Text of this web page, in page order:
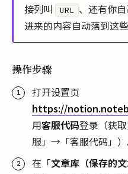
接列叫
URL 、还有你
进来的内容自动落到这些
操作步骤
打开设置页
https://
用客服代码登录（获
服」→「客服代码」）
在「文章库（保存的文